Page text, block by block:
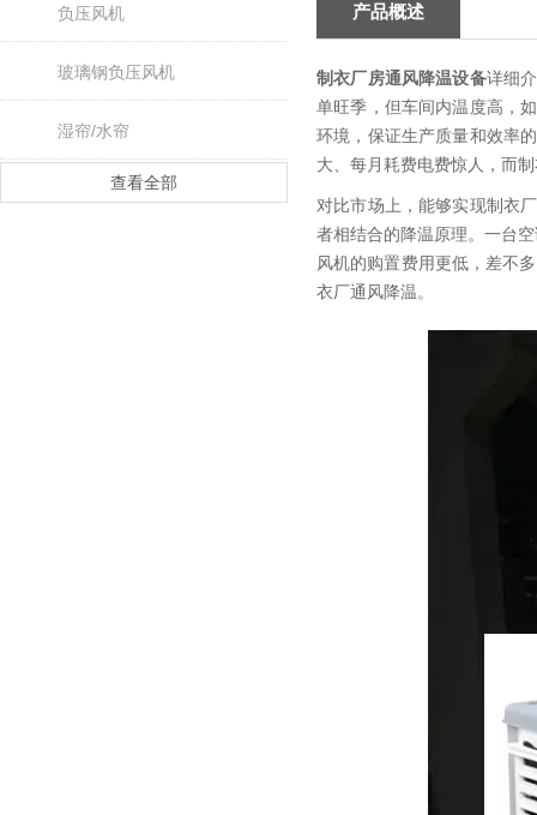
负压风机
玻璃钢负压风机
湿帘/水帘
查看全部
产品概述
制衣厂房通风降温设备详细
单旺季，但车间内温度高，
环境，保证生产质量和效率
大、每月耗费电费惊人，而
对比市场上，能够实现制衣
者相结合的降温原理。一台
风机的购置费用更低，差不
衣厂通风降温。